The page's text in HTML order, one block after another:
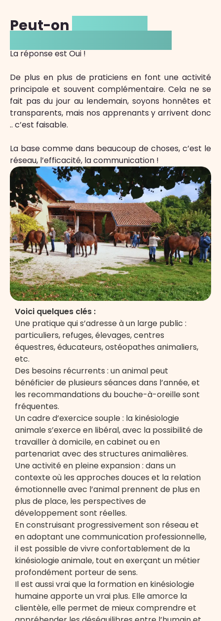
Peut-on
La réponse est Oui !
De plus en plus de praticiens en font une activité
principale et souvent complémentaire. Cela ne se
fait pas du jour au lendemain, soyons honnêtes et
transparents, mais nos apprenants y arrivent donc
.. c’est faisable.
La base comme dans beaucoup de choses, c’est le
réseau, l’efficacité, la communication !
Voici quelques clés :
Une pratique qui s’adresse à un large public :
particuliers, refuges, élevages, centres
équestres, éducateurs, ostéopathes animaliers,
etc.
Des besoins récurrents : un animal peut
bénéficier de plusieurs séances dans l’année, et
les recommandations du bouche-à-oreille sont
fréquentes.
Un cadre d’exercice souple : la kinésiologie
animale s’exerce en libéral, avec la possibilité de
travailler à domicile, en cabinet ou en
partenariat avec des structures animalières.
Une activité en pleine expansion : dans un
contexte où les approches douces et la relation
émotionnelle avec l’animal prennent de plus en
plus de place, les perspectives de
développement sont réelles.
En construisant progressivement son réseau et
en adoptant une communication professionnelle,
il est possible de vivre confortablement de la
kinésiologie animale, tout en exerçant un métier
profondément porteur de sens.
Il est aussi vrai que la formation en kinésiologie
humaine apporte un vrai plus. Elle amorce la
clientèle, elle permet de mieux comprendre et